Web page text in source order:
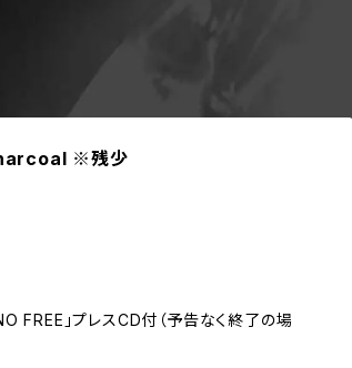
※残少
FREE」プレスCD付（予告なく終了の場